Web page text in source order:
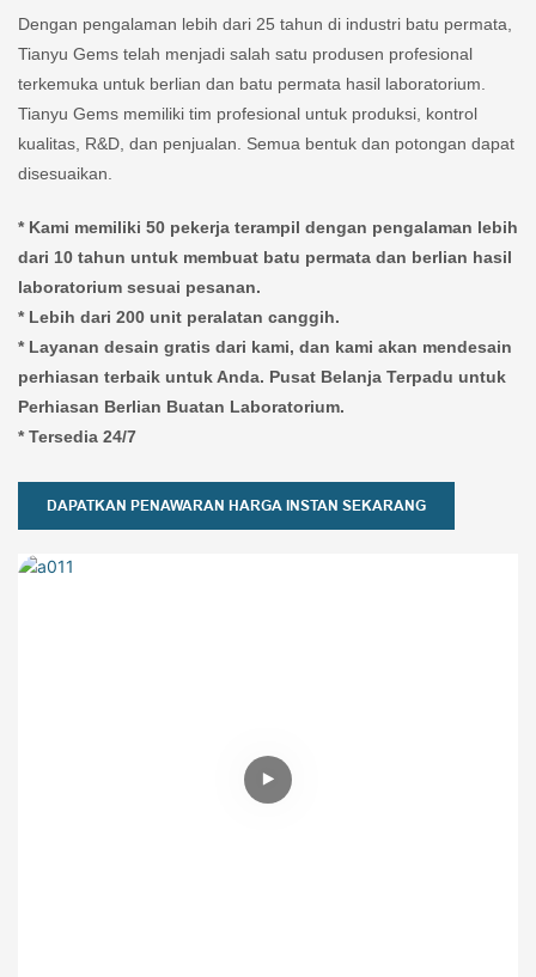
Dengan pengalaman lebih dari 25 tahun di industri batu permata,
Tianyu Gems telah menjadi salah satu produsen profesional
terkemuka untuk berlian dan batu permata hasil laboratorium.
Tianyu Gems memiliki tim profesional untuk produksi, kontrol
kualitas, R&D, dan penjualan. Semua bentuk dan potongan dapat
disesuaikan.
* Kami memiliki 50 pekerja terampil dengan pengalaman lebih
dari 10 tahun untuk membuat batu permata dan berlian hasil
laboratorium sesuai pesanan.
* Lebih dari 200 unit peralatan canggih.
* Layanan desain gratis dari kami, dan kami akan mendesain
perhiasan terbaik untuk Anda. Pusat Belanja Terpadu untuk
Perhiasan Berlian Buatan Laboratorium.
* Tersedia 24/7
DAPATKAN PENAWARAN HARGA INSTAN SEKARANG